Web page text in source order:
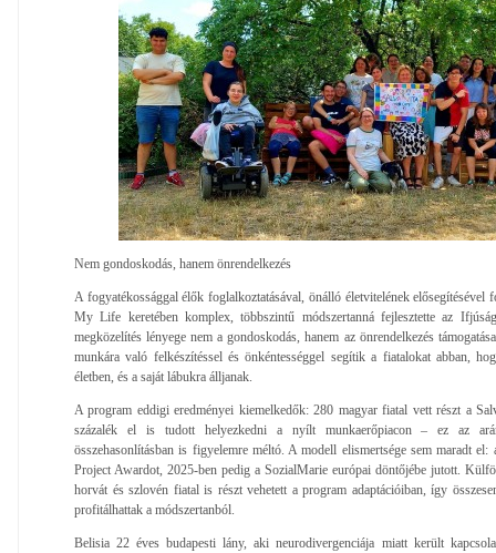
Nem gondoskodás, hanem önrendelkezés
A fogyatékossággal élők foglalkoztatásával, önálló életvitelének elősegítésével
My Life keretében komplex, többszintű módszertanná fejlesztette az
megközelítés lényege nem a gondoskodás, hanem az önrendelkezés
munkára való felkészítéssel és önkéntességgel segítik a fiatalokat abban,
életben, és a saját lábukra álljanak.
A program eddigi eredményei kiemelkedők: 280 magyar fiatal vett részt a
százalék el is tudott helyezkedni a nyílt munkaerőpiacon – ez az
összehasonlításban is figyelemre méltó. A modell elismertsége sem maradt
Project Awardot, 2025-ben pedig a SozialMarie európai döntőjébe jutott.
horvát és szlovén fiatal is részt vehetett a program adaptációiban, így
profitálhattak a módszertanból.
Belisia 22 éves budapesti lány, aki neurodivergenciája miatt került